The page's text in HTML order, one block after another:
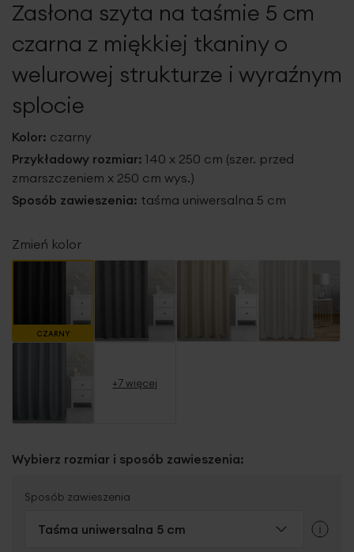
galerii
Zasłona szyta na taśmie 5 cm
czarna z miękkiej tkaniny o
welurowej strukturze i wyraźnym
splocie
Kolor: czarny
Przykładowy rozmiar: 140 x 250 cm (szer. przed
zmarszczeniem x 250 cm wys.)
Sposób zawieszenia: taśma uniwersalna 5 cm
Zmień kolor
CZARNY
+7 więcej
Wybierz rozmiar i sposób zawieszenia:
Sposób zawieszenia
Taśma uniwersalna 5 cm